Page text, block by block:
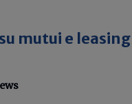
mutui e